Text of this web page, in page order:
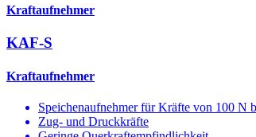
Kraftaufnehmer
KAF-S
Kraftaufnehmer
Speichenaufnehmer für Kräfte von 100 N
Zug- und Druckkräfte